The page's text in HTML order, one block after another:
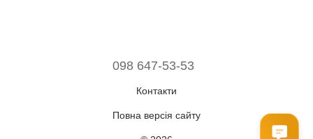
098 647-53-53
Контакти
Повна версія сайту